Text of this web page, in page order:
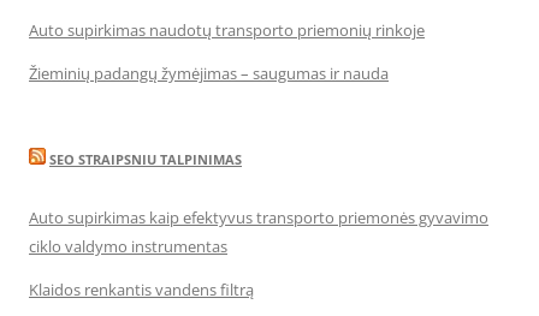
Auto supirkimas naudotų transporto priemonių rinkoje
Žieminių padangų žymėjimas – saugumas ir nauda
SEO STRAIPSNIU TALPINIMAS
Auto supirkimas kaip efektyvus transporto priemonės gyvavimo
ciklo valdymo instrumentas
Klaidos renkantis vandens filtrą